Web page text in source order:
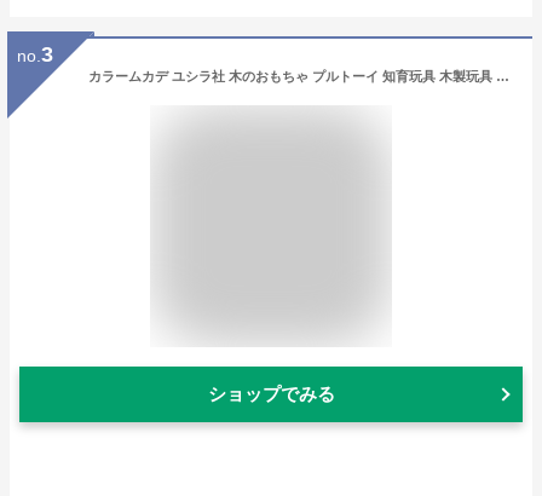
no. 3
カラームカデ ユシラ社 木のおもちゃ プルトーイ 知育玩具 木製玩具 出産祝い 誕生日 プレゼント 8ヶ月 10ヶ月 0歳 1歳 2歳 男の子 女の子 フィンランド
ショップでみる